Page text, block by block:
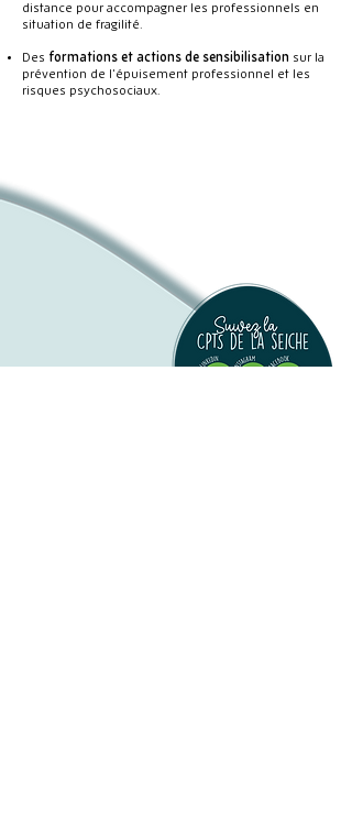
distance pour accompagner les professionnels en
situation de fragilité.
Des formations et actions de sensibilisation sur la
prévention de l’épuisement professionnel et les
risques psychosociaux.